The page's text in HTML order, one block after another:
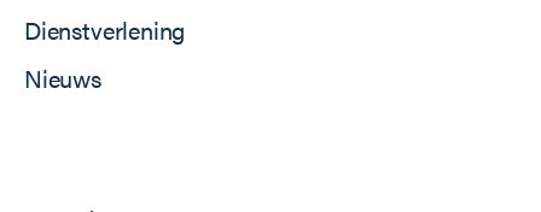
Dienstverlening
Nieuws